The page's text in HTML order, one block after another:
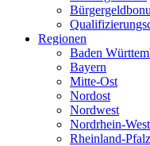
Regionen
Baden
Bayern
Mitte-Ost
Nordost
Nordwest
Nordrhein-
Rheinland-